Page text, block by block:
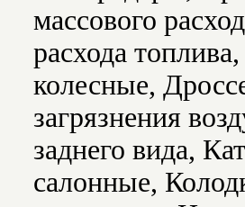
массового
расхода
колесные,
загрязнения
заднего вида,
салонные,